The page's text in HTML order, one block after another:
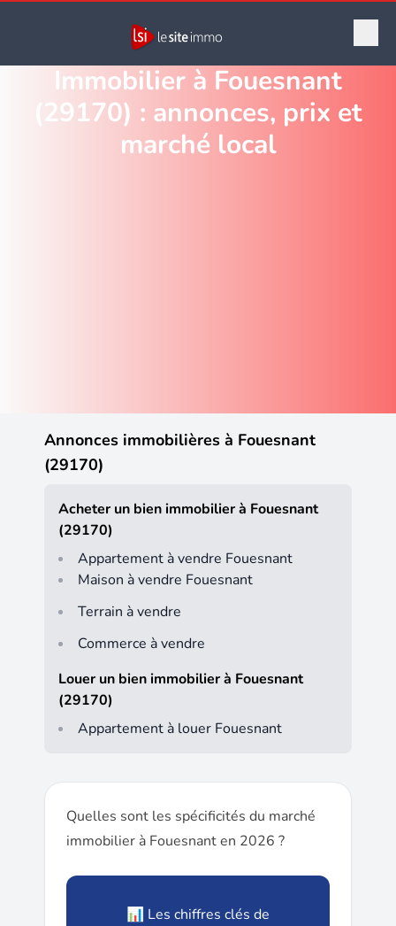
Immobilier à Fouesnant
(29170) : annonces, prix et
marché local
Annonces immobilières à Fouesnant
(29170)
Acheter un bien immobilier à Fouesnant
(29170)
Appartement à vendre Fouesnant
Maison à vendre Fouesnant
Terrain à vendre
Commerce à vendre
Louer un bien immobilier à Fouesnant
(29170)
Appartement à louer Fouesnant
Quelles sont les spécificités du marché
immobilier à Fouesnant en 2026 ?
📊 Les chiffres clés de